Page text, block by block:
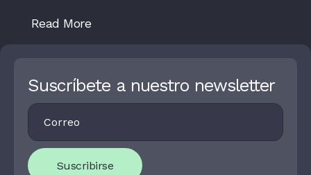
Read More
Suscríbete a nuestro newsletter
Footer
Newsletter
Suscribirse
I
O
U
A